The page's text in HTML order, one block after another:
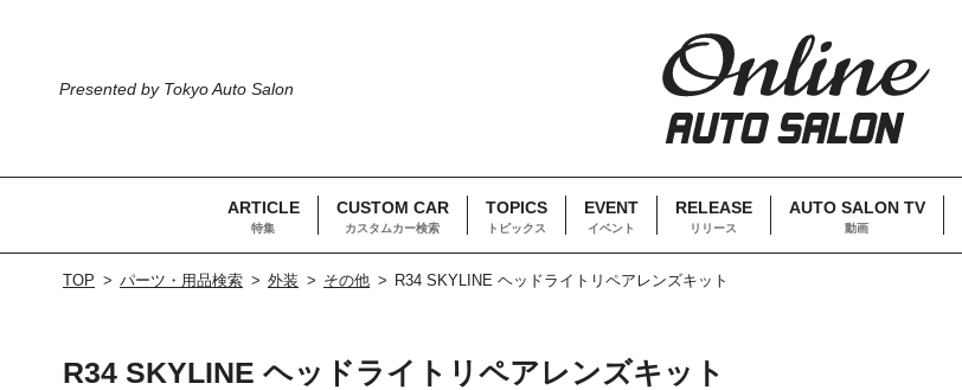
Presented by Tokyo Auto Salon
ARTICLE
特集
CUSTOM CAR
カスタムカー検索
TOPICS
トピックス
EVENT
イベント
RELEASE
リリース
AUTO SALON TV
動画
TOP パーツ・用品検索 外装 その他 R34 SKYLINE ヘッドライトリペアレンズキット
R34 SKYLINE ヘッドライトリペアレンズキット